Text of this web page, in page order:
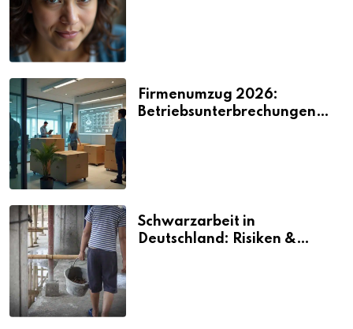
Firmenumzug 2026:
Betriebsunterbrechungen
Schwarzarbeit in
Deutschland: Risiken &